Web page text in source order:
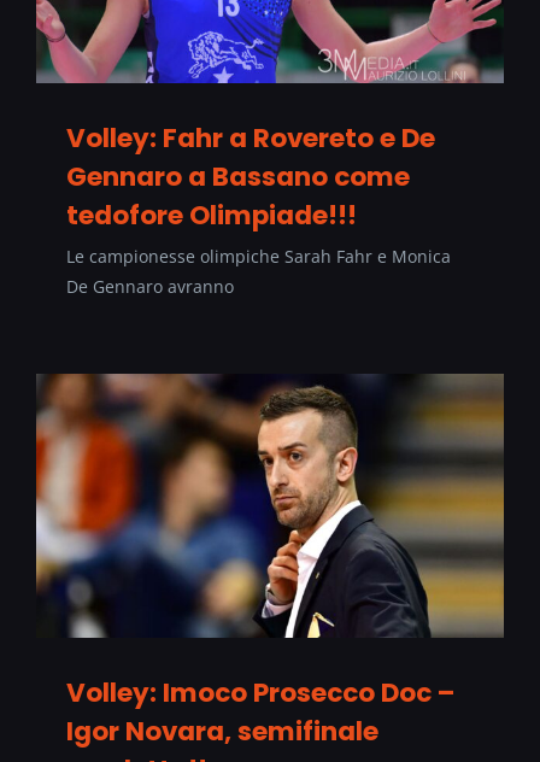
Volley: Fahr a Rovereto e De
Gennaro a Bassano come
tedofore Olimpiade!!!
Le campionesse olimpiche Sarah Fahr e Monica
De Gennaro avranno
Volley: Imoco Prosecco Doc –
Igor Novara, semifinale